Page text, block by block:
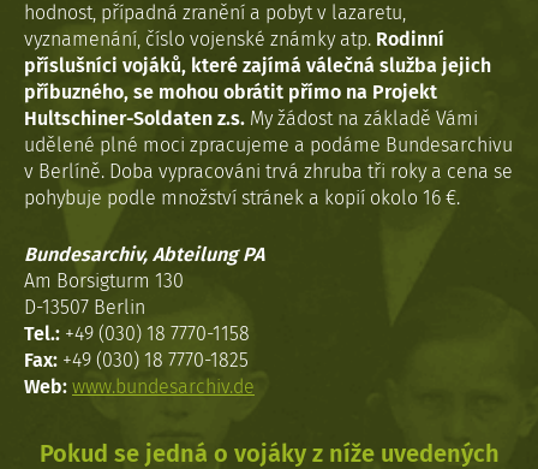
hodnost, případná zranění a pobyt v lazaretu,
vyznamenání, číslo vojenské známky atp. Rodinní
příslušníci vojáků, které zajímá válečná služba jejich
příbuzného, se mohou obrátit přímo na Projekt
Hultschiner-Soldaten z.s. My žádost na základě Vámi
udělené plné moci zpracujeme a podáme Bundesarchivu
v Berlíně. Doba vypracováni trvá zhruba tři roky a cena se
pohybuje podle množství stránek a kopií okolo 16 €.
Bundesarchiv, Abteilung PA
Am Borsigturm 130
D-13507 Berlin
Tel.: +49 (030) 18 7770-1158
Fax: +49 (030) 18 7770-1825
Web: www.bundesarchiv.de
Pokud se jedná o vojáky z níže uvedených